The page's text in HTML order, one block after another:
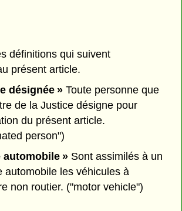
définitions qui suivent
présent article.
désignée »Toute personne que
de la Justice désigne pour
du présent article.
person")
automobile » Sont assimilés à un
automobile les véhicules à
non routier. ("motor vehicle")